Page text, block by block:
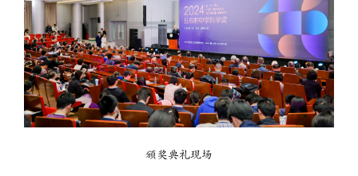
颁奖典礼现场